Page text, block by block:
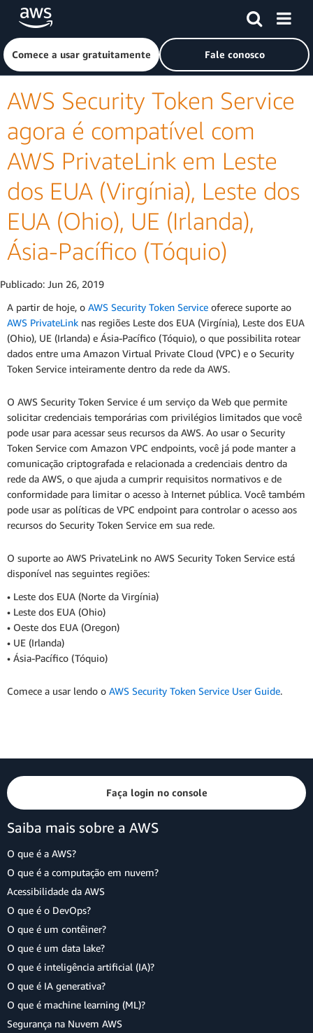
Pular para o conteúdo principal
Clique aqui para voltar à página inicial da Amazon Web
Comece a usar gratuitamente Fale conosco
AWS Security Token Service
agora é compatível com
AWS PrivateLink em Leste
dos EUA (Virgínia), Leste dos
EUA (Ohio), UE (Irlanda),
Ásia-Pacífico (Tóquio)
Publicado: Jun 26, 2019
A partir de hoje, o AWS Security Token Service oferece suporte ao
AWS PrivateLink nas regiões Leste dos EUA (Virgínia), Leste dos EUA
(Ohio), UE (Irlanda) e Ásia-Pacífico (Tóquio), o que possibilita rotear
dados entre uma Amazon Virtual Private Cloud (VPC) e o Security
Token Service inteiramente dentro da rede da AWS.
O AWS Security Token Service é um serviço da Web que permite
solicitar credenciais temporárias com privilégios limitados que você
pode usar para acessar seus recursos da AWS. Ao usar o Security
Token Service com Amazon VPC endpoints, você já pode manter a
comunicação criptografada e relacionada a credenciais dentro da
rede da AWS, o que ajuda a cumprir requisitos normativos e de
conformidade para limitar o acesso à Internet pública. Você também
pode usar as políticas de VPC endpoint para controlar o acesso aos
recursos do Security Token Service em sua rede.
O suporte ao AWS PrivateLink no AWS Security Token Service está
disponível nas seguintes regiões:
• Leste dos EUA (Norte da Virgínia)
• Leste dos EUA (Ohio)
• Oeste dos EUA (Oregon)
• UE (Irlanda)
• Ásia-Pacífico (Tóquio)
Comece a usar lendo o AWS Security Token Service User Guide.
Faça login no console
Saiba mais sobre a AWS
O que é a AWS?
O que é a computação em nuvem?
Acessibilidade da AWS
O que é o DevOps?
O que é um contêiner?
O que é um data lake?
O que é inteligência artificial (IA)?
O que é IA generativa?
O que é machine learning (ML)?
Segurança na Nuvem AWS